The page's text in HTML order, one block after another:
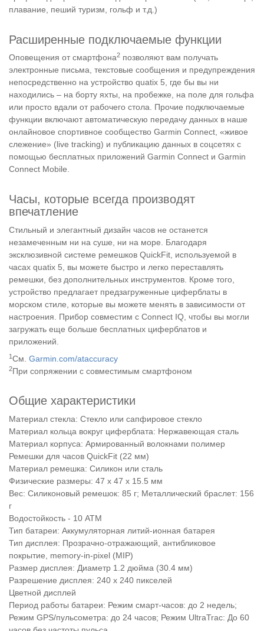
плавание, пеший туризм, гольф и т.д.)
Расширенные подключаемые функции
Оповещения от смартфона2 позволяют вам получать
электронные письма, текстовые сообщения и предупреждения
непосредственно на устройство quatix 5, где бы вы ни
находились – на борту яхты, на пробежке, на поле для гольфа
или просто вдали от рабочего стола. Прочие подключаемые
функции включают автоматическую передачу данных в наше
онлайновое спортивное сообщество Garmin Connect, «живое
слежение» (live tracking) и публикацию данных в соцсетях с
помощью бесплатных приложений Garmin Connect и Garmin
Connect Mobile.
Часы, которые всегда производят
впечатление
Стильный и элегантный дизайн часов не останется
незамеченным ни на суше, ни на море. Благодаря
эксклюзивной системе ремешков QuickFit, используемой в
часах quatix 5, вы можете быстро и легко переставлять
ремешки, без дополнительных инструментов. Кроме того,
устройство предлагает предзагруженные циферблаты в
морском стиле, которые вы можете менять в зависимости от
настроения. Прибор совместим с Connect IQ, чтобы вы могли
загружать еще больше бесплатных циферблатов и
приложений.
1См. Garmin.com/ataccuracy
2При сопряжении с совместимым смартфоном
Общие характеристики
Материал стекла: Стекло или сапфировое стекло
Материал кольца вокруг циферблата: Нержавеющая сталь
Материал корпуса: Армированный волокнами полимер
Ремешки для часов QuickFit (22 мм)
Материал ремешка: Силикон или сталь
Физические размеры: 47 x 47 x 15.5 мм
Вес: Силиконовый ремешок: 85 г; Металлический браслет: 156
г
Водостойкость - 10 ATM
Тип батареи: Аккумуляторная литий-ионная батарея
Тип дисплея: Прозрачно-отражающий, антибликовое
покрытие, memory-in-pixel (MIP)
Размер дисплея: Диаметр 1.2 дюйма (30.4 мм)
Разрешение дисплея: 240 x 240 пикселей
Цветной дисплей
Период работы батареи: Режим смарт-часов: до 2 недель;
Режим GPS/пульсометра: до 24 часов; Режим UltraTrac: До 60